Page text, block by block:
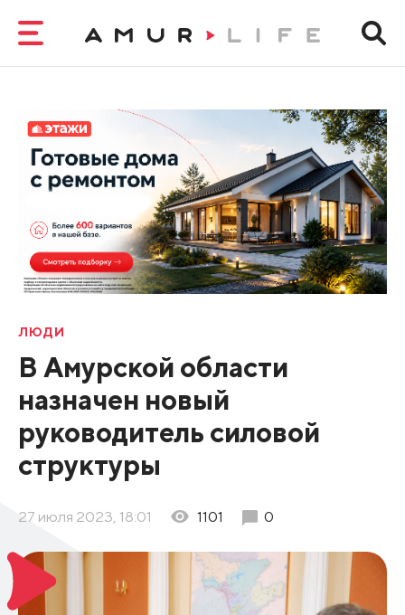
ЛЮДИ
В Амурской области
назначен новый
руководитель силовой
структуры
27 июля 2023, 18:01 1101 0